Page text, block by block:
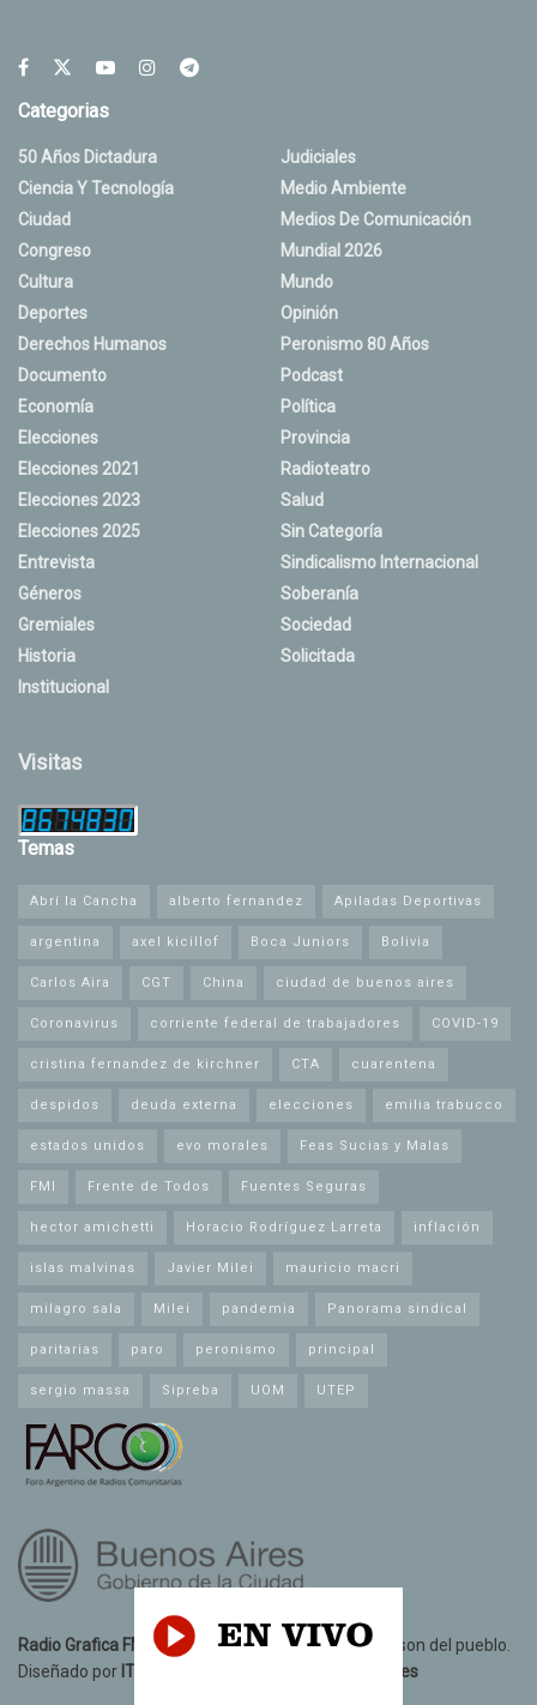
Categorias
50 Años Dictadura
Ciencia Y Tecnología
Ciudad
Congreso
Cultura
Deportes
Derechos Humanos
Documento
Economía
Elecciones
Elecciones 2021
Elecciones 2023
Elecciones 2025
Entrevista
Géneros
Gremiales
Historia
Institucional
Judiciales
Medio Ambiente
Medios De Comunicación
Mundial 2026
Mundo
Opinión
Peronismo 80 Años
Podcast
Política
Provincia
Radioteatro
Salud
Sin Categoría
Sindicalismo Internacional
Soberanía
Sociedad
Solicitada
Visitas
Temas
Abrí la Cancha alberto fernandez Apiladas Deportivas
argentina axel kicillof Boca Juniors Bolivia
Carlos Aira CGT China ciudad de buenos aires
Coronavirus corriente federal de trabajadores COVID-19
cristina fernandez de kirchner CTA cuarentena
despidos deuda externa elecciones emilia trabucco
estados unidos evo morales Feas Sucias y Malas
FMI Frente de Todos Fuentes Seguras
hector amichetti Horacio Rodríguez Larreta inflación
islas malvinas Javier Milei mauricio macri
milagro sala Milei pandemia Panorama sindical
paritarias paro peronismo principal
sergio massa Sipreba UOM UTEP
Radio Grafica FM 89.3© 2021. Todos los derechos son del pueblo.
Diseñado por IT10 Informatica y Telecomunicaciones